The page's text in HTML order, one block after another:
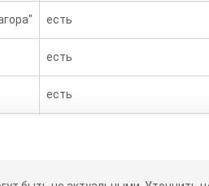
есть
есть
есть